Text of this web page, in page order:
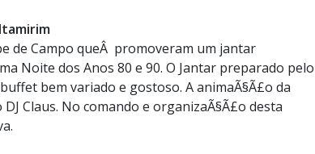
de Campo queÂ promoveram um jantar
Noite dos Anos 80 e 90. O Jantar preparado pelo
bem variado e gostoso. A animaÃ§Ã£o da
Claus. No comando e organizaÃ§Ã£o desta